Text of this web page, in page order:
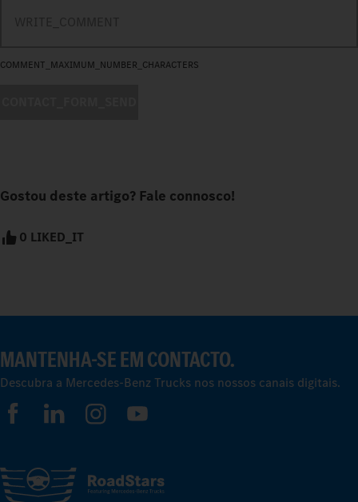
COMMENT_MAXIMUM_NUMBER_CHARACTERS
Gostou deste artigo? Fale connosco!
0 LIKED_IT
MANTENHA-SE EM CONTACTO.
Descubra a Mercedes-Benz Trucks nos nossos canais digitais.